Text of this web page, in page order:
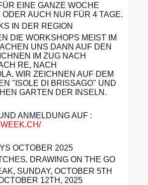
EINE GANZE WOCHE
AUCH NUR FÜR 4 TAGE.
IN DER REGION
DIE WORKSHOPS MEIST IM
UNS DANN AUF DEN
IM ZUG NACH
RE, NACH
WIR ZEICHNEN AUF DEM
"ISOLE DI BRISSAGO" UND
GARTEN DER INSELN.
ANMELDUNG AUF :
OCTOBER 2025
DRAWING ON THE GO
SUNDAY, OCTOBER 5TH
12TH, 2025